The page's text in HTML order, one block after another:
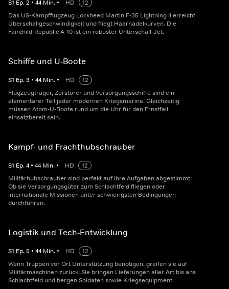
S1 Ep.2 • 44 Min. • HD
12
Das US-Kampfflugzeug Lockheed Martin F-35 Lightning II erreicht
Überschallgeschwindigkeit und fliegt Haarnadelkurven. Die
Fairchild-Republic A-10 ist ein robuster Unterschall-Jet.
Schiffe und U-Boote
S1 Ep.3 • 44 Min. • HD
12
Flugzeugträger, Zerstörer und Versorgungsschiffe sind ein
elementarer Teil jeder modernen Kriegsmarine. Gleichzeitig
müssen Atom-U-Boote rund um die Uhr für den Ernstfall
einsatzbereit sein.
Kampf- und Frachthubschrauber
S1 Ep.4 • 44 Min. • HD
12
Militärhubschrauber sind perfekt auf ihre Aufgaben abgestimmt:
Ob sie Versorgungsgüter zum Schlachtfeld fliegen oder
internationale Missionen unter schwierigsten Bedingungen
durchführen.
Logistik und Tech-Entwicklung
S1 Ep.5 • 44 Min. • HD
12
Wenn Truppen vor Ort Unterstützung benötigen, greifen sie auf
Militärmaschinen zurück: Sie bringen Lieferungen aller Art bis ans
Schlachtfeld und bergen Soldaten sowie Kriegsequipment.